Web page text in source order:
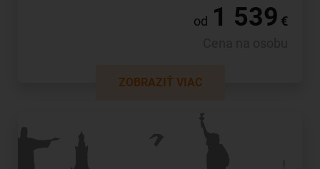
od 1 539 €
ZOBRAZIŤ VIAC